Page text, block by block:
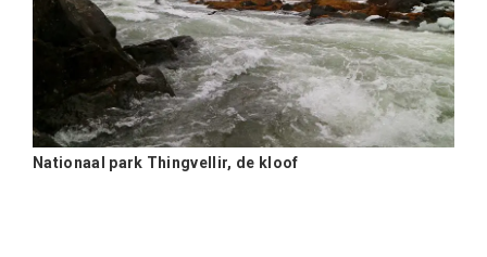
Nationaal park Thingvellir, de kloof